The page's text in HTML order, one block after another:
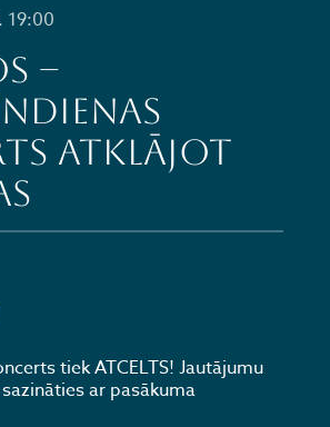
19:00
–
ATKLĀJOT
tiek ATCELTS! Jautājumu
ar pasākuma